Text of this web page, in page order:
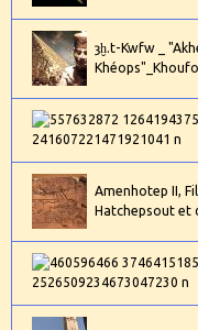
ȝḫ.t-Kwfw _
Amenhotep II,
Hatchepsout et